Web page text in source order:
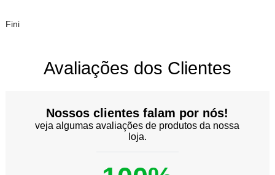
Fini
Avaliações dos Clientes
Nossos clientes falam por nós!
veja algumas avaliações de produtos da nossa
loja.